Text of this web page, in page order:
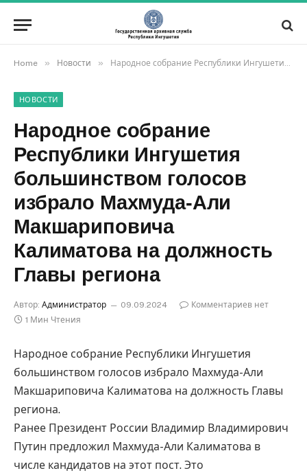
Home » Новости » Народное собрание Республики Ингушетия большинством голосов избрало Махмуда-Али Макшариповича Калиматова на должность Главы региона
НОВОСТИ
Народное собрание
Республики Ингушетия
большинством голосов
избрало Махмуда-Али
Макшариповича
Калиматова на должность
Главы региона
Автор: Администратор 09.09.2024
Комментариев нет
1 Мин Чтения
Народное собрание Республики Ингушетия
большинством голосов избрало Махмуда-Али
Макшариповича Калиматова на должность Главы
региона.
Ранее Президент России Владимир Владимирович
Путин предложил Махмуда-Али Калиматова в
числе кандидатов на этот пост. Это